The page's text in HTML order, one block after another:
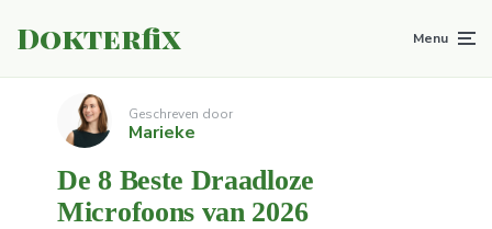
Dokterfix Menu
Geschreven door
Marieke
De 8 Beste Draadloze
Microfoons van 2026